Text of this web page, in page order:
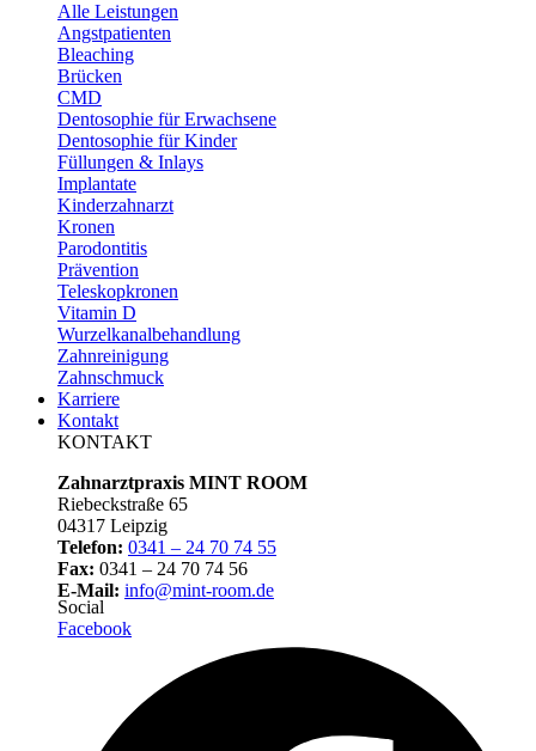
Alle Leistungen
Angstpatienten
Bleaching
Brücken
CMD
Dentosophie für Erwachsene
Dentosophie für Kinder
Füllungen & Inlays
Implantate
Kinderzahnarzt
Kronen
Parodontitis
Prävention
Teleskopkronen
Vitamin D
Wurzelkanalbehandlung
Zahnreinigung
Zahnschmuck
Karriere
Kontakt
KONTAKT
Zahnarztpraxis MINT ROOM
Riebeckstraße 65
04317 Leipzig
Telefon: 0341 – 24 70 74 55
Fax: 0341 – 24 70 74 56
E-Mail: info@mint-room.de
Social
Facebook